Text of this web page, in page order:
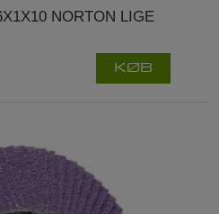
NORTON LIGE
KØB